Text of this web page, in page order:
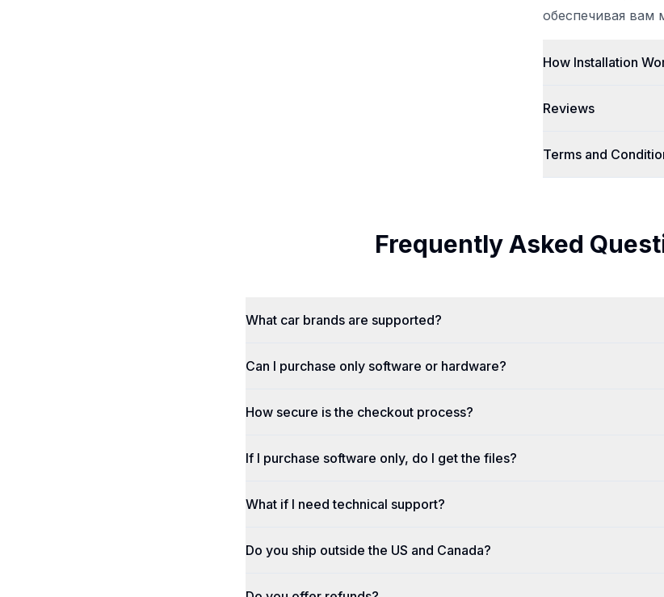
обеспечивая вам
How Installation
Reviews
Terms and
Frequently Asked
What car brands are supported?
Can I purchase only software or hardware?
How secure is the checkout process?
If I purchase software only, do I get the files?
What if I need technical support?
Do you ship outside the US and Canada?